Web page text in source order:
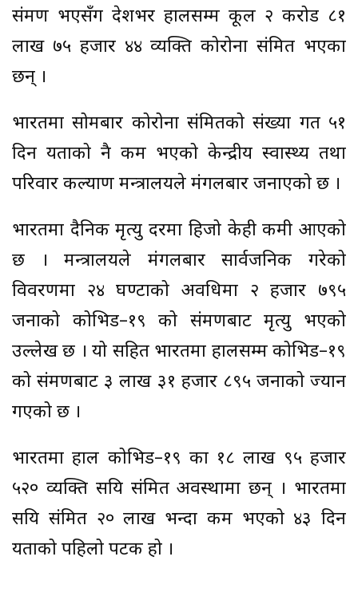
संक्रमण भएसँग देशभर हालसम्म कूल २ करोड ८१
लाख ७५ हजार ४४ व्यक्ति कोरोना संक्रमित भएका
छन् ।
भारतमा सोमबार कोरोना संक्रमितको संख्या गत ५१
दिन यताको नै कम भएको केन्द्रीय स्वास्थ्य तथा
परिवार कल्याण मन्त्रालयले मंगलबार जनाएको छ ।
भारतमा दैनिक मृत्यु दरमा हिजो केही कमी आएको
छ । मन्त्रालयले मंगलबार सार्वजनिक गरेको
विवरणमा २४ घण्टाको अवधिमा २ हजार ७९५
जनाको कोभिड–१९ को संक्रमणबाट मृत्यु भएको
उल्लेख छ । यो सहित भारतमा हालसम्म कोभिड–१९
को संक्रमणबाट ३ लाख ३१ हजार ८९५ जनाको ज्यान
गएको छ ।
भारतमा हाल कोभिड–१९ का १८ लाख ९५ हजार
५२० व्यक्ति सक्रिय संक्रमित अवस्थामा छन् । भारतमा
सक्रिय संक्रमित २० लाख भन्दा कम भएको ४३ दिन
यताको पहिलो पटक हो ।